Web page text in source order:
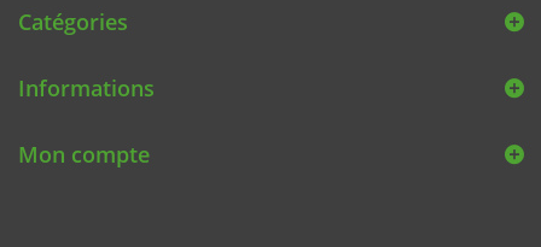
Catégories
Informations
Mon compte